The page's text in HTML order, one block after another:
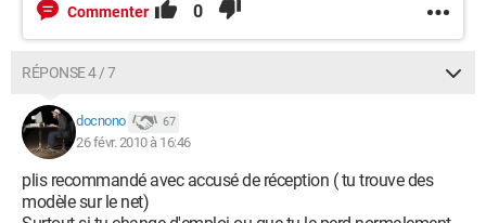
Commenter 0
RÉPONSE 4 / 7
docnono 67
26 févr. 2010 à 16:46
plis recommandé avec accusé de réception ( tu trouve des
modèle sur le net)